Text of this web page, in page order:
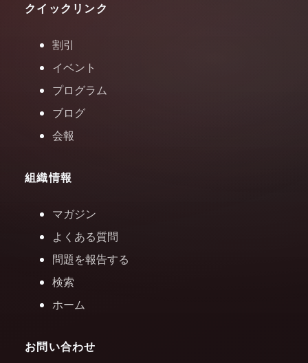
クイックリンク
割引
イベント
プログラム
ブログ
会報
組織情報
マガジン
よくある質問
問題を報告する
検索
ホーム
お問い合わせ